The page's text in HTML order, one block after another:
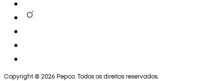
Copyright © 2026 Pepco. Todos os direitos reservados.